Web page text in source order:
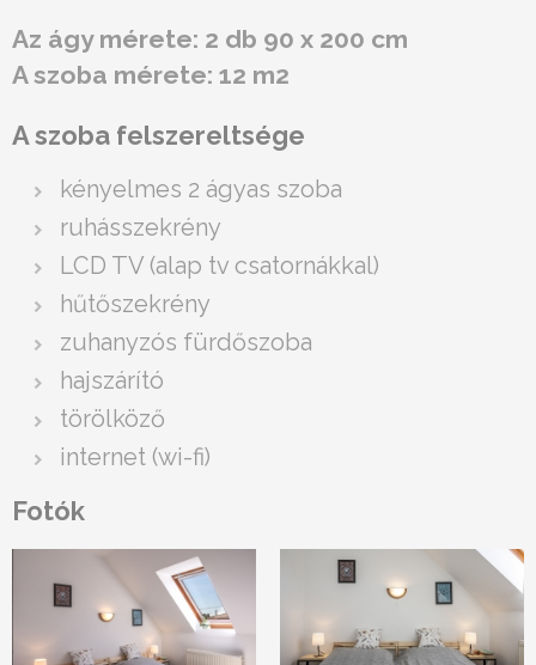
Az ágy mérete: 2 db 90 x 200 cm
A szoba mérete: 12 m2
A szoba felszereltsége
kényelmes 2 ágyas szoba
ruhásszekrény
LCD TV (alap tv csatornákkal)
hűtőszekrény
zuhanyzós fürdőszoba
hajszárító
törölköző
internet (wi-fi)
Fotók